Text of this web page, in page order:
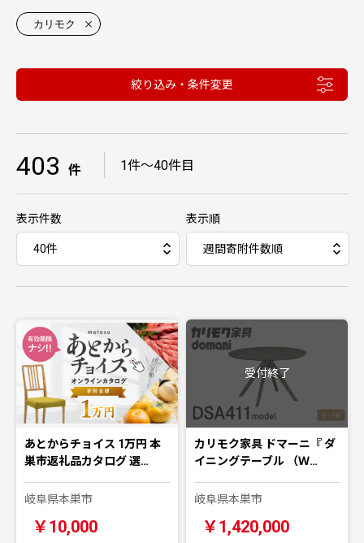
カリモク
絞り込み・条件変更
403 件 1件〜40件目
表示件数 表示順
あとからチョイス 1万円 本
巣市返礼品カタログ 選…
岐阜県本巣市
￥10,000
受付終了
カリモク家具 ドマーニ『 ダ
イニングテーブル （Ｗ…
岐阜県本巣市
￥1,420,000